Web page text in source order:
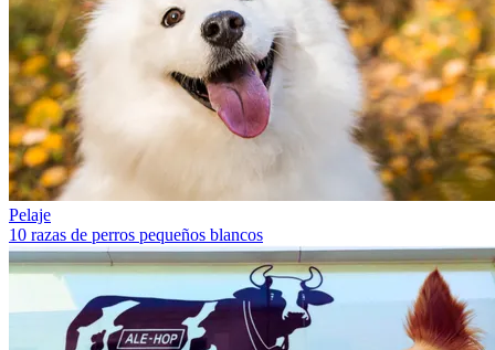
Pelaje
10 razas de perros pequeños blancos